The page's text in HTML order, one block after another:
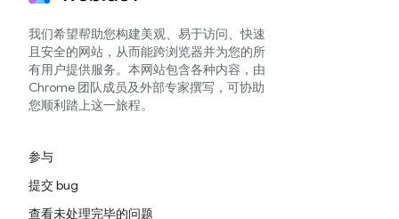
我们希望帮助您构建美观、易于访问、快速
且安全的网站，从而能跨浏览器并为您的所
有用户提供服务。本网站包含各种内容，由
Chrome 团队成员及外部专家撰写，可协助
您顺利踏上这一旅程。
参与
提交 bug
查看未处理完毕的问题